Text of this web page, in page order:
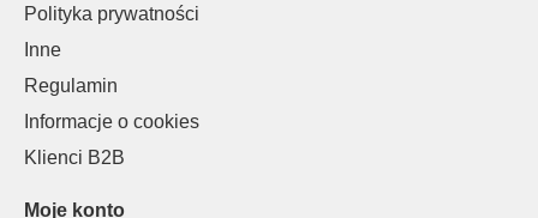
Polityka prywatności
Inne
Regulamin
Informacje o cookies
Klienci B2B
Moje konto